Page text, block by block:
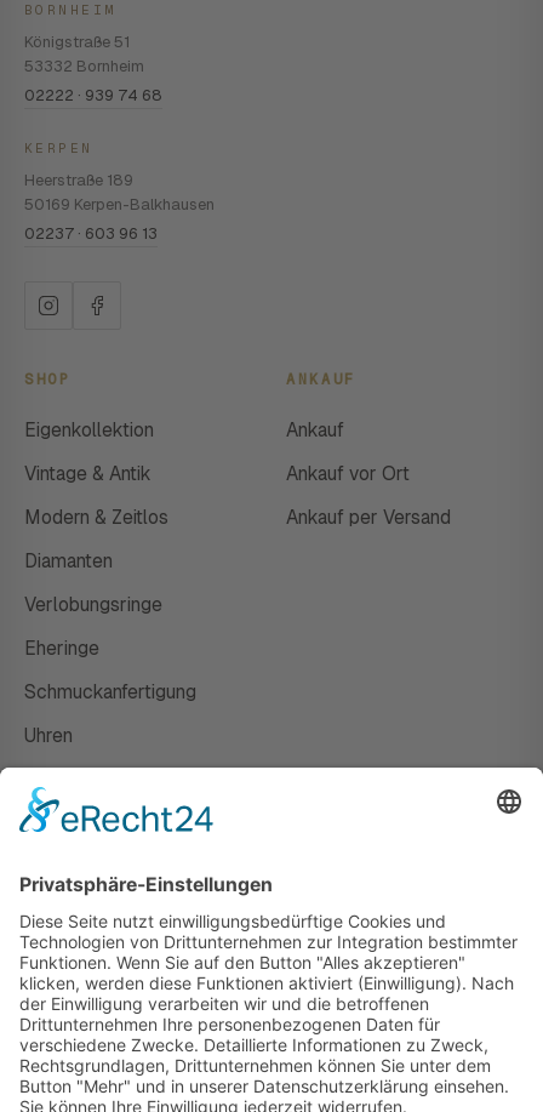
BORNHEIM
Königstraße 51
53332 Bornheim
02222 · 939 74 68
KERPEN
Heerstraße 189
50169 Kerpen-Balkhausen
02237 · 603 96 13
SHOP
Eigenkollektion
Vintage & Antik
Modern & Zeitlos
Diamanten
Verlobungsringe
Eheringe
Schmuckanfertigung
Uhren
ANKAUF
Ankauf
Ankauf vor Ort
Ankauf per Versand
Susanne Steiger
Geschäfte
Newsletter
Kontakt